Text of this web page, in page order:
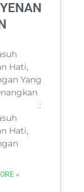
Hati,
Yang
:
Hati,
»